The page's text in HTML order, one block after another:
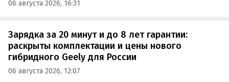
06 августа 2026, 16:31
Зарядка за 20 минут и до 8 лет гарантии:
раскрыты комплектации и цены нового
гибридного Geely для России
06 августа 2026, 12:07